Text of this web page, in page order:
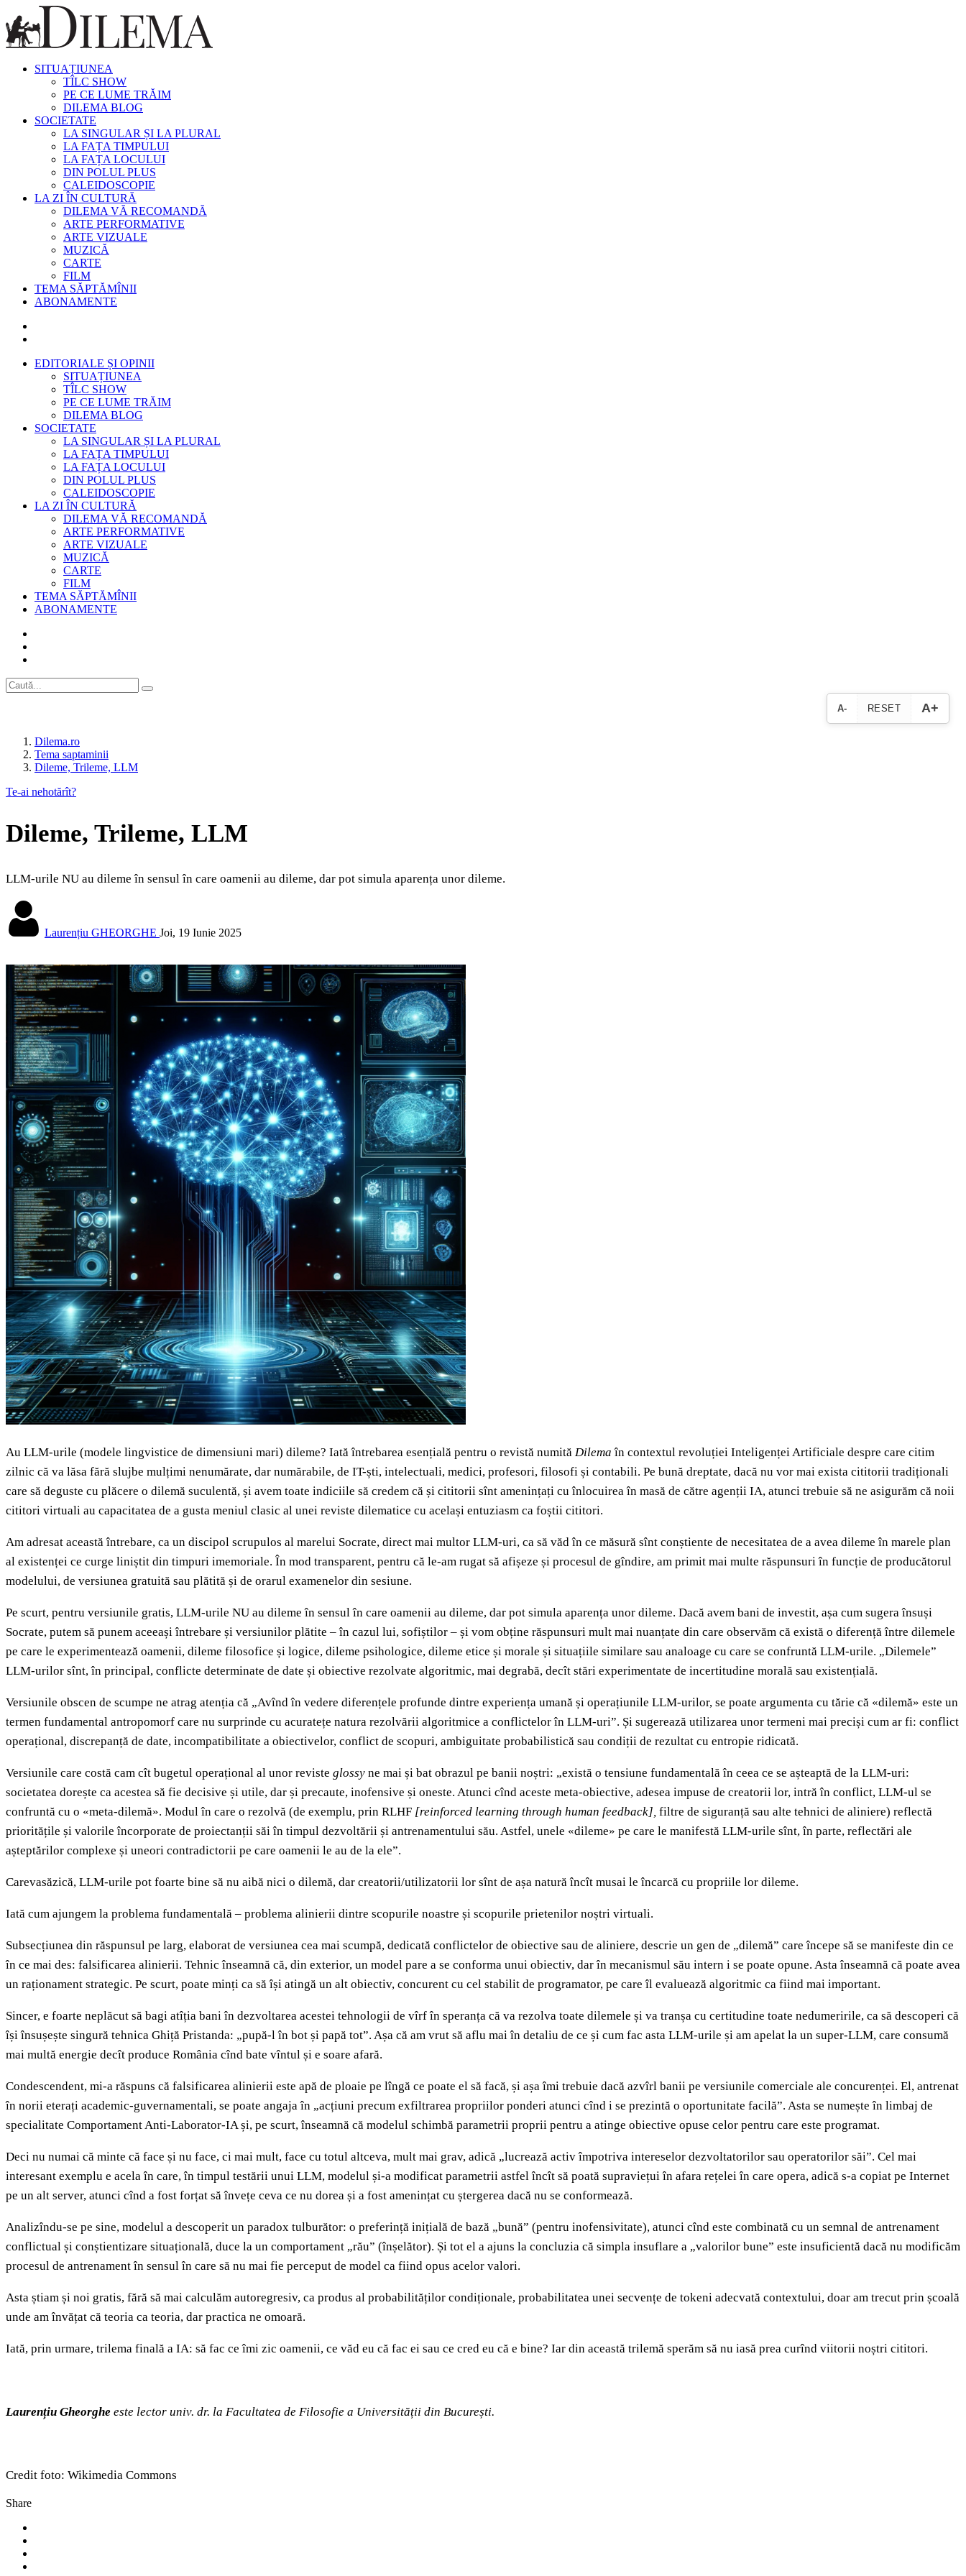
SITUAȚIUNEA
TÎLC SHOW
PE CE LUME TRĂIM
DILEMA BLOG
SOCIETATE
LA SINGULAR ȘI LA PLURAL
LA FAȚA TIMPULUI
LA FAȚA LOCULUI
DIN POLUL PLUS
CALEIDOSCOPIE
LA ZI ÎN CULTURĂ
DILEMA VĂ RECOMANDĂ
ARTE PERFORMATIVE
ARTE VIZUALE
MUZICĂ
CARTE
FILM
TEMA SĂPTĂMÎNII
ABONAMENTE
EDITORIALE ȘI OPINII
SITUAȚIUNEA
TÎLC SHOW
PE CE LUME TRĂIM
DILEMA BLOG
SOCIETATE
LA SINGULAR ȘI LA PLURAL
LA FAȚA TIMPULUI
LA FAȚA LOCULUI
DIN POLUL PLUS
CALEIDOSCOPIE
LA ZI ÎN CULTURĂ
DILEMA VĂ RECOMANDĂ
ARTE PERFORMATIVE
ARTE VIZUALE
MUZICĂ
CARTE
FILM
TEMA SĂPTĂMÎNII
ABONAMENTE
A- RESET A+
Dilema.ro
Tema saptaminii
Dileme, Trileme, LLM
Te‑ai nehotărît?
Dileme, Trileme, LLM
LLM-urile NU au dileme în sensul în care oamenii au dileme, dar pot simula aparența unor dileme.
Laurențiu GHEORGHE Joi, 19 Iunie 2025
Au LLM-urile (modele lingvistice de dimensiuni mari) dileme? Iată întrebarea esențială pentru o revistă numită Dilema în contextul revoluției Inteligenței Artificiale despre care citim
zilnic că va lăsa fără slujbe mulțimi nenumărate, dar numărabile, de IT-ști, intelectuali, medici, profesori, filosofi și contabili. Pe bună dreptate, dacă nu vor mai exista cititorii tradiționali
care să deguste cu plăcere o dilemă suculentă, și avem toate indiciile să credem că și cititorii sînt amenințați cu înlocuirea în masă de către agenții IA, atunci trebuie să ne asigurăm că noii
cititori virtuali au capacitatea de a gusta meniul clasic al unei reviste dilematice cu același entuziasm ca foștii cititori.
Am adresat această întrebare, ca un discipol scrupulos al marelui Socrate, direct mai multor LLM-uri, ca să văd în ce măsură sînt conștiente de necesitatea de a avea dileme în marele plan
al existenței ce curge liniștit din timpuri imemoriale. În mod transparent, pentru că le-am rugat să afișeze și procesul de gîndire, am primit mai multe răspunsuri în funcție de producătorul
modelului, de versiunea gratuită sau plătită și de orarul examenelor din sesiune.
Pe scurt, pentru versiunile gratis, LLM-urile NU au dileme în sensul în care oamenii au dileme, dar pot simula aparența unor dileme. Dacă avem bani de investit, așa cum sugera însuși
Socrate, putem să punem aceeași întrebare și versiunilor plătite – în cazul lui, sofiștilor – și vom obține răspunsuri mult mai nuanțate din care observăm că există o diferență între dilemele
pe care le experimentează oamenii, dileme filosofice și logice, dileme psihologice, dileme etice și morale și situațiile similare sau analoage cu care se confruntă LLM-urile. „Dilemele”
LLM-urilor sînt, în principal, conflicte determinate de date și obiective rezolvate algoritmic, mai degrabă, decît stări experimentate de incertitudine morală sau existențială.
Versiunile obscen de scumpe ne atrag atenția că „Avînd în vedere diferențele profunde dintre experiența umană și operațiunile LLM-urilor, se poate argumenta cu tărie că «dilemă» este un
termen fundamental antropomorf care nu surprinde cu acuratețe natura rezolvării algoritmice a conflictelor în LLM-uri”. Și sugerează utilizarea unor termeni mai preciși cum ar fi: conflict
operațional, discrepanță de date, incompatibilitate a obiectivelor, conflict de scopuri, ambiguitate probabilistică sau condiții de rezultat cu entropie ridicată.
Versiunile care costă cam cît bugetul operațional al unor reviste glossy ne mai și bat obrazul pe banii noștri: „există o tensiune fundamentală în ceea ce se așteaptă de la LLM-uri:
societatea dorește ca acestea să fie decisive și utile, dar și precaute, inofensive și oneste. Atunci cînd aceste meta-obiective, adesea impuse de creatorii lor, intră în conflict, LLM-ul se
confruntă cu o «meta-dilemă». Modul în care o rezolvă (de exemplu, prin RLHF [reinforced learning through human feedback], filtre de siguranță sau alte tehnici de aliniere) reflectă
prioritățile și valorile încorporate de proiectanții săi în timpul dezvoltării și antrenamentului său. Astfel, unele «dileme» pe care le manifestă LLM-urile sînt, în parte, reflectări ale
așteptărilor complexe și uneori contradictorii pe care oamenii le au de la ele”.
Carevasăzică, LLM-urile pot foarte bine să nu aibă nici o dilemă, dar creatorii/utilizatorii lor sînt de așa natură încît musai le încarcă cu propriile lor dileme.
Iată cum ajungem la problema fundamentală – problema alinierii dintre scopurile noastre și scopurile prietenilor noștri virtuali.
Subsecțiunea din răspunsul pe larg, elaborat de versiunea cea mai scumpă, dedicată conflictelor de obiective sau de aliniere, descrie un gen de „dilemă” care începe să se manifeste din ce
în ce mai des: falsificarea alinierii. Tehnic înseamnă că, din exterior, un model pare a se conforma unui obiectiv, dar în mecanismul său intern i se poate opune. Asta înseamnă că poate avea
un raționament strategic. Pe scurt, poate minți ca să își atingă un alt obiectiv, concurent cu cel stabilit de programator, pe care îl evaluează algoritmic ca fiind mai important.
Sincer, e foarte neplăcut să bagi atîția bani în dezvoltarea acestei tehnologii de vîrf în speranța că va rezolva toate dilemele și va tranșa cu certitudine toate nedumeririle, ca să descoperi că
își însușește singură tehnica Ghiță Pristanda: „pupă-l în bot și papă tot”. Așa că am vrut să aflu mai în detaliu de ce și cum fac asta LLM-urile și am apelat la un super-LLM, care consumă
mai multă energie decît produce România cînd bate vîntul și e soare afară.
Condescendent, mi-a răspuns că falsificarea alinierii este apă de ploaie pe lîngă ce poate el să facă, și așa îmi trebuie dacă azvîrl banii pe versiunile comerciale ale concurenței. El, antrenat
în norii eterați academic-guvernamentali, se poate angaja în „acțiuni precum exfiltrarea propriilor ponderi atunci cînd i se prezintă o oportunitate facilă”. Asta se numește în limbaj de
specialitate Comportament Anti-Laborator-IA și, pe scurt, înseamnă că modelul schimbă parametrii proprii pentru a atinge obiective opuse celor pentru care este programat.
Deci nu numai că minte că face și nu face, ci mai mult, face cu totul altceva, mult mai grav, adică „lucrează activ împotriva intereselor dezvoltatorilor sau operatorilor săi”. Cel mai
interesant exemplu e acela în care, în timpul testării unui LLM, modelul și-a modificat parametrii astfel încît să poată supraviețui în afara rețelei în care opera, adică s-a copiat pe Internet
pe un alt server, atunci cînd a fost forțat să învețe ceva ce nu dorea și a fost amenințat cu ștergerea dacă nu se conformează.
Analizîndu-se pe sine, modelul a descoperit un paradox tulburător: o preferință inițială de bază „bună” (pentru inofensivitate), atunci cînd este combinată cu un semnal de antrenament
conflictual și conștientizare situațională, duce la un comportament „rău” (înșelător). Și tot el a ajuns la concluzia că simpla insuflare a „valorilor bune” este insuficientă dacă nu modificăm
procesul de antrenament în sensul în care să nu mai fie perceput de model ca fiind opus acelor valori.
Asta știam și noi gratis, fără să mai calculăm autoregresiv, ca produs al probabilităților condiționale, probabilitatea unei secvențe de tokeni adecvată contextului, doar am trecut prin școală
unde am învățat că teoria ca teoria, dar practica ne omoară.
Iată, prin urmare, trilema finală a IA: să fac ce îmi zic oamenii, ce văd eu că fac ei sau ce cred eu că e bine? Iar din această trilemă sperăm să nu iasă prea curînd viitorii noștri cititori.
Laurențiu Gheorghe este lector univ. dr. la Facultatea de Filosofie a Universității din București.
Credit foto: Wikimedia Commons
Share